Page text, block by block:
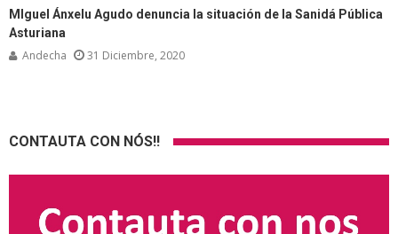
MIguel Ánxelu Agudo denuncia la situación de la Sanidá Pública
Asturiana
Andecha 31 Diciembre, 2020
CONTAUTA CON NÓS!!